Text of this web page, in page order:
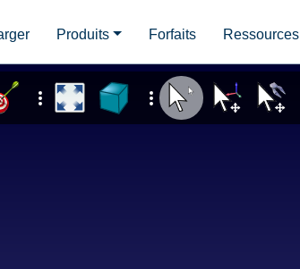
Produits Forfaits Ressources